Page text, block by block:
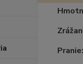
Pranie: